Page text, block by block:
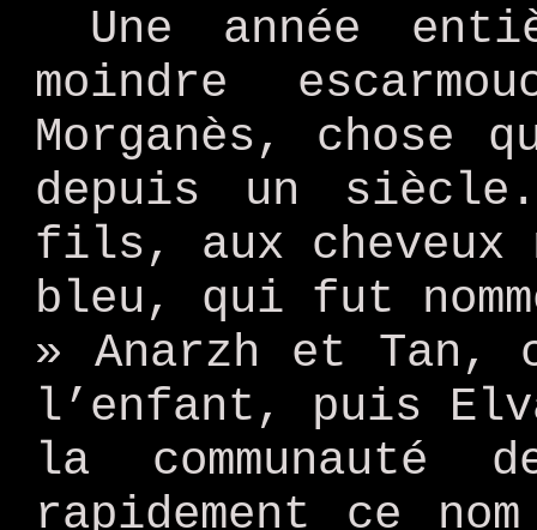
Une année
moindre
Morganès, chose
depuis un siècle.
fils, aux cheveux
bleu, qui fut
» Anarzh et Tan,
l’enfant, puis
la communauté
rapidement ce